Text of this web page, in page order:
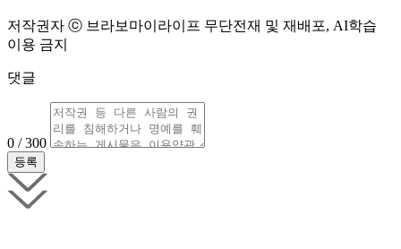
저작권자 ⓒ 브라보마이라이프 무단전재 및 재배포, AI학습
이용 금지
댓글
0 / 300